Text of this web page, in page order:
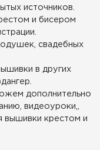
источников.
и бисером
свадебных
в других
дополнительно
видеоуроки,,
вышивки крестом и